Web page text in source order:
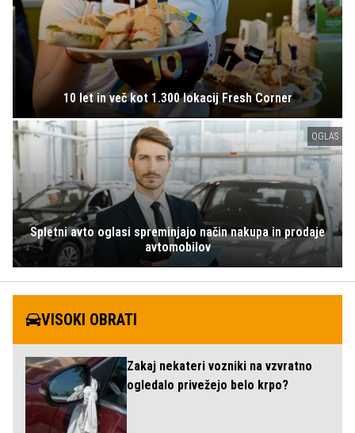
10 let in več kot 1.300 lokacij Fresh Corner
OGLAS
Spletni avto oglasi spreminjajo način nakupa in prodaje
avtomobilov
VISOKI OBRATI
Zakaj nekateri vozniki na vzvratno
ogledalo privežejo belo krpo?